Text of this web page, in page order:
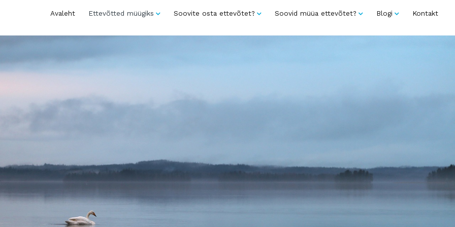
Avaleht Ettevõtted müügiks Soovite osta ettevõtet? Soovid müüa ettevõtet? Blogi Kontakt